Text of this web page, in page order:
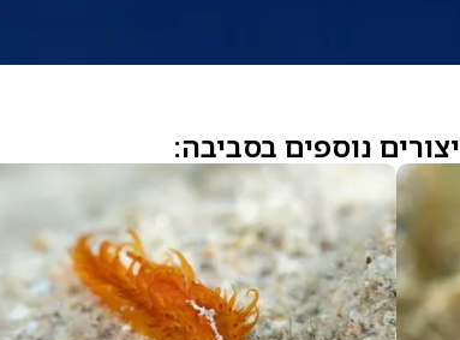
יצורים נוספים בסביבה: